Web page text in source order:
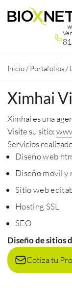
Inicio /Portafolios /
Ximhai
Ximhai es una
Visite su sitio:
Servicios
Diseño web
Diseño movil y
Sitio web
Hosting SSL
SEO
Diseño de sitios
Cotiza tu